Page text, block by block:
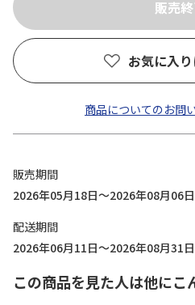
お気に入
商品についてのお問
販売期間
2026年05月18日～2026年08月06日
配送期間
2026年06月11日～2026年08月31日
この商品を見た人は他にこ